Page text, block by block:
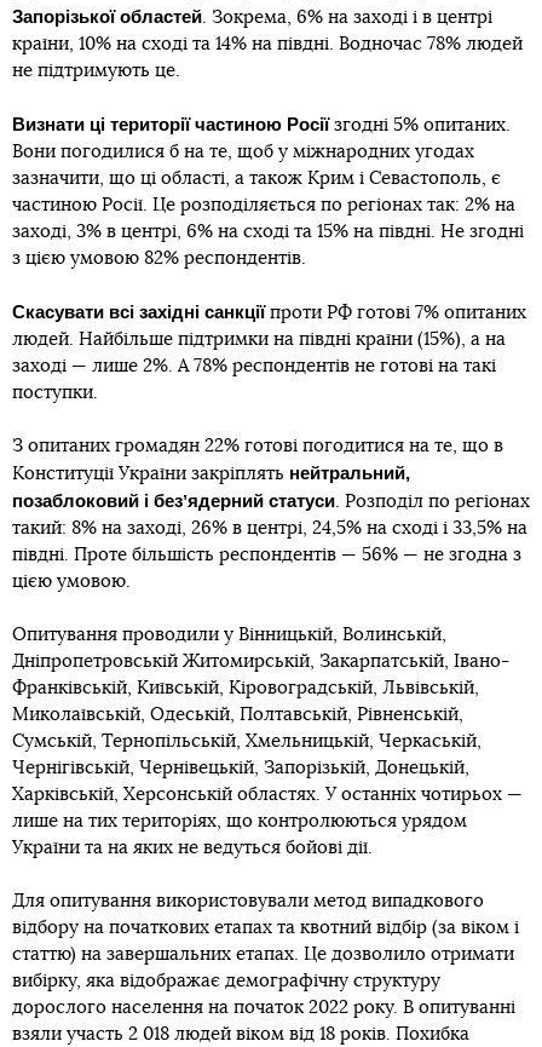
Запорізької областей. Зокрема, 6% на заході і в центрі
країни, 10% на сході та 14% на півдні. Водночас 78% людей
не підтримують це.
Визнати ці території частиною Росії згодні 5% опитаних.
Вони погодилися б на те, щоб у міжнародних угодах
зазначити, що ці області, а також Крим і Севастополь, є
частиною Росії. Це розподіляється по регіонах так: 2% на
заході, 3% в центрі, 6% на сході та 15% на півдні. Не згодні
з цією умовою 82% респондентів.
Скасувати всі західні санкції проти РФ готові 7% опитаних
людей. Найбільше підтримки на півдні країни (15%), а на
заході — лише 2%. А 78% респондентів не готові на такі
поступки.
З опитаних громадян 22% готові погодитися на те, що в
Конституції України закріплять нейтральний,
позаблоковий і безʼядерний статуси. Розподіл по регіонах
такий: 8% на заході, 26% в центрі, 24,5% на сході і 33,5% на
півдні. Проте більшість респондентів — 56% — не згодна з
цією умовою.
Опитування проводили у Вінницькій, Волинській,
Дніпропетровській Житомирській, Закарпатській, Івано-
Франківській, Київській, Кіровоградській, Львівській,
Миколаївській, Одеській, Полтавській, Рівненській,
Сумській, Тернопільській, Хмельницькій, Черкаській,
Чернігівській, Чернівецькій, Запорізькій, Донецькій,
Харківській, Херсонській областях. У останніх чотирьох —
лише на тих територіях, що контролюються урядом
України та на яких не ведуться бойові дії.
Для опитування використовували метод випадкового
відбору на початкових етапах та квотний відбір (за віком і
статтю) на завершальних етапах. Це дозволило отримати
вибірку, яка відображає демографічну структуру
дорослого населення на початок 2022 року. В опитуванні
взяли участь 2 018 людей віком від 18 років. Похибка